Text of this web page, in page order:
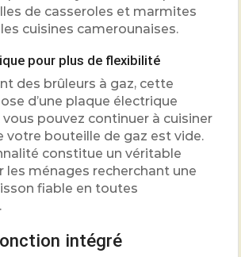
de casseroles et marmites
cuisines camerounaises.
pour plus de flexibilité
des brûleurs à gaz, cette
d’une plaque électrique
vous pouvez continuer à cuisiner
votre bouteille de gaz est vide.
constitue un véritable
les ménages recherchant une
fiable en toutes
intégré